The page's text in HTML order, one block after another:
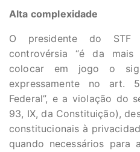
Alta complexidade
O presidente do STF
controvérsia “é da mais
colocar em jogo o
expressamente no art.
Federal”, e a violação do
93, IX, da Constituição),
constitucionais à
quando necessários para